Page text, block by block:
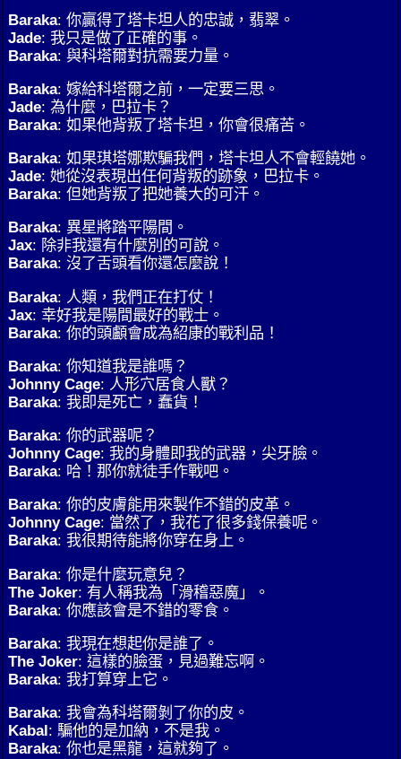
Baraka: 你贏得了塔卡坦人的忠誠，翡翠。
Jade: 我只是做了正確的事。
Baraka: 與科塔爾對抗需要力量。
Baraka: 嫁給科塔爾之前，一定要三思。
Jade: 為什麼，巴拉卡？
Baraka: 如果他背叛了塔卡坦，你會很痛苦。
Baraka: 如果琪塔娜欺騙我們，塔卡坦人不會輕饒她。
Jade: 她從沒表現出任何背叛的跡象，巴拉卡。
Baraka: 但她背叛了把她養大的可汗。
Baraka: 異星將踏平陽間。
Jax: 除非我還有什麼別的可說。
Baraka: 沒了舌頭看你還怎麼說！
Baraka: 人類，我們正在打仗！
Jax: 幸好我是陽間最好的戰士。
Baraka: 你的頭顱會成為紹康的戰利品！
Baraka: 你知道我是誰嗎？
Johnny Cage: 人形穴居食人獸？
Baraka: 我即是死亡，蠢貨！
Baraka: 你的武器呢？
Johnny Cage: 我的身體即我的武器，尖牙臉。
Baraka: 哈！那你就徒手作戰吧。
Baraka: 你的皮膚能用來製作不錯的皮革。
Johnny Cage: 當然了，我花了很多錢保養呢。
Baraka: 我很期待能將你穿在身上。
Baraka: 你是什麼玩意兒？
The Joker: 有人稱我為「滑稽惡魔」。
Baraka: 你應該會是不錯的零食。
Baraka: 我現在想起你是誰了。
The Joker: 這樣的臉蛋，見過難忘啊。
Baraka: 我打算穿上它。
Baraka: 我會為科塔爾剝了你的皮。
Kabal: 騙他的是加納，不是我。
Baraka: 你也是黑龍，這就夠了。